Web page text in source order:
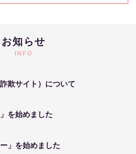
お知らせ
INFO
欺サイト）について
を始めました
」を始めました